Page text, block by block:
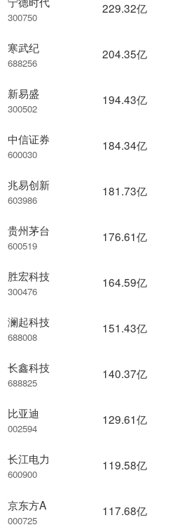
300750
寒武纪
688256
新易盛
300502
中信证券
600030
兆易创新
603986
贵州茅台
600519
胜宏科技
300476
澜起科技
688008
长鑫科技
688825
比亚迪
002594
长江电力
600900
京东方A
000725
229.32亿
204.35亿
194.43亿
184.34亿
181.73亿
176.61亿
164.59亿
151.43亿
140.37亿
129.61亿
119.58亿
117.68亿